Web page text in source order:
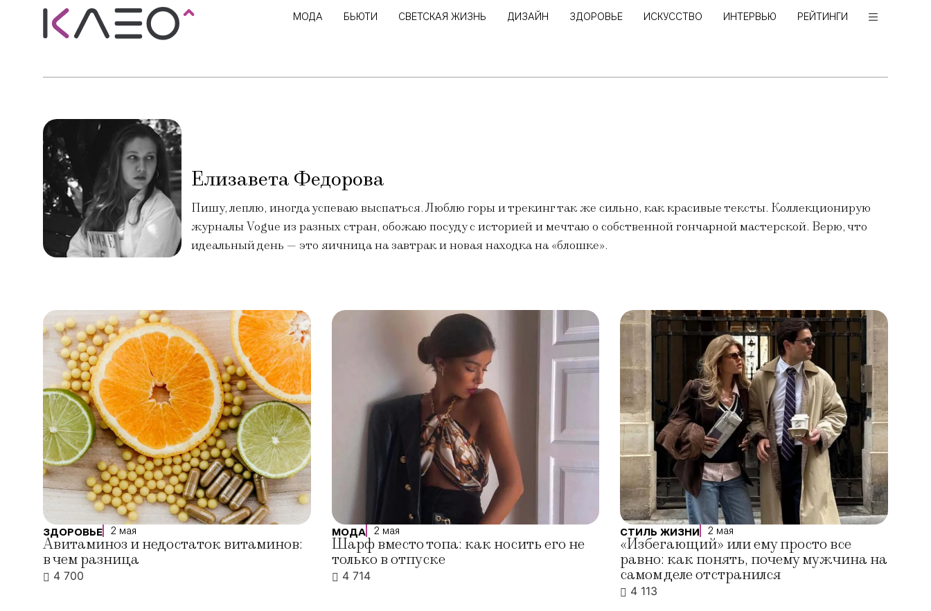
МОДА БЬЮТИ СВЕТСКАЯ ЖИЗНЬ ДИЗАЙН ЗДОРОВЬЕ ИСКУССТВО ИНТЕРВЬЮ РЕЙТИНГИ
Елизавета Федорова
Пишу, леплю, иногда успеваю выспаться. Люблю горы и трекинг так же сильно, как красивые тексты. Коллекционирую
журналы Vogue из разных стран, обожаю посуду с историей и мечтаю о собственной гончарной мастерской. Верю, что
идеальный день — это яичница на завтрак и новая находка на «блошке».
ЗДОРОВЬЕ 2 мая
Авитаминоз и недостаток витаминов:
в чем разница
4 700
МОДА 2 мая
Шарф вместо топа: как носить его не
только в отпуске
4 714
СТИЛЬ ЖИЗНИ 2 мая
«Избегающий» или ему просто все
равно: как понять, почему мужчина на
самом деле отстранился
4 113